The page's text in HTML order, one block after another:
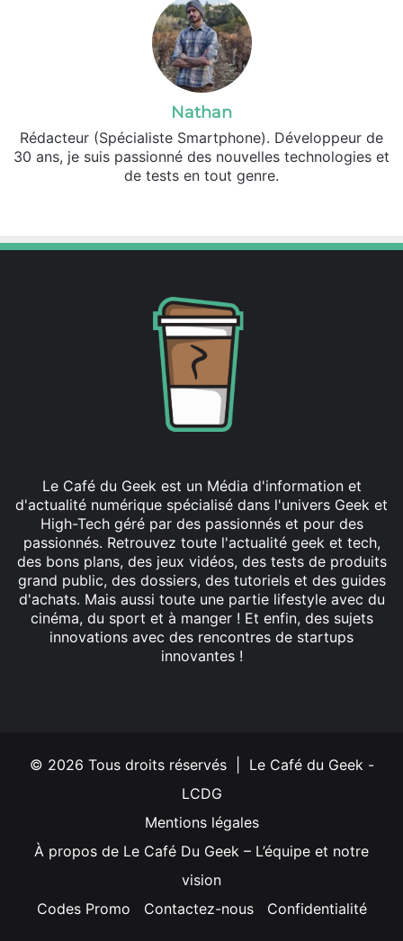
Nathan
Rédacteur (Spécialiste Smartphone). Développeur de
30 ans, je suis passionné des nouvelles technologies et
de tests en tout genre.
bo
Le Café du Geek est un Média d'information et
d'actualité numérique spécialisé dans l'univers Geek et
High-Tech géré par des passionnés et pour des
passionnés. Retrouvez toute l'actualité geek et tech,
des bons plans, des jeux vidéos, des tests de produits
grand public, des dossiers, des tutoriels et des guides
d'achats. Mais aussi toute une partie lifestyle avec du
cinéma, du sport et à manger ! Et enfin, des sujets
innovations avec des rencontres de startups
innovantes !
© 2026 Tous droits réservés | Le Café du Geek -
LCDG
Mentions légales
À propos de Le Café Du Geek – L’équipe et notre
vision
Codes Promo
Contactez-nous Confidentialité